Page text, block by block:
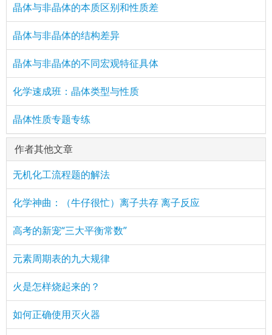
晶体与非晶体的本质区别和性质差
晶体与非晶体的结构差异
晶体与非晶体的不同宏观特征具体
化学速成班：晶体类型与性质
晶体性质专题专练
作者其他文章
无机化工流程题的解法
化学神曲：（牛仔很忙）离子共存 离子反应
高考的新宠“三大平衡常数”
元素周期表的九大规律
火是怎样烧起来的？
如何正确使用灭火器